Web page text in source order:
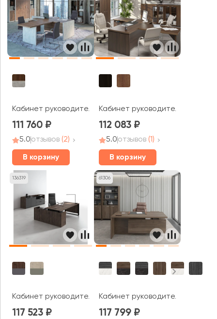
Кабинет руководителя Вуд Стоун / Wood&Stone
111 760
5.0отзывов (2)
В корзину
Кабинет руководителя Милан
112 083
5.0отзывов (1)
В корзину
136319
Кабинет руководителя МАГНЕТИК / MAGNETIC
117 523
61306
Кабинет руководителя Фестус
117 799